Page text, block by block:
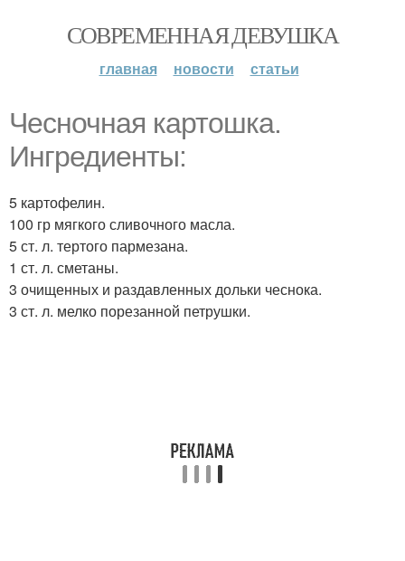
СОВРЕМЕННАЯ ДЕВУШКА
главная новости статьи
Чесночная картошка.
Ингредиенты:
5 картофелин.
100 гр мягкого сливочного масла.
5 ст. л. тертого пармезана.
1 ст. л. сметаны.
3 очищенных и раздавленных дольки чеснока.
3 ст. л. мелко порезанной петрушки.